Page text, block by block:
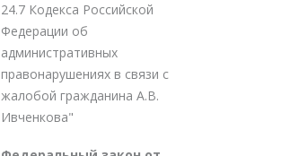
24.7 Кодекса Российской
Федерации об
административных
правонарушениях в связи с
жалобой гражданина А.В.
Ивченкова"